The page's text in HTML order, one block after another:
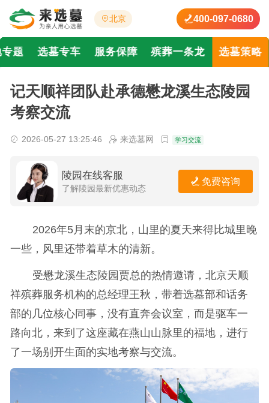
北京 400-097-0680
题 选墓专车 服务保障 殡葬一条龙 选墓策略
记天顺祥团队赴承德懋龙溪生态陵园
考察交流
2026-05-27 13:25:46 来选墓网 学习交流
陵园在线客服
了解陵园最新优惠动态
免费咨询
2026年5月末的京北，山里的夏天来得比城里晚
一些，风里还带着草木的清新。
受懋龙溪生态陵园贾总的热情邀请，北京天顺
祥殡葬服务机构的总经理王秋，带着选墓部和话务
部的几位核心同事，没有直奔会议室，而是驱车一
路向北，来到了这座藏在燕山山脉里的福地，进行
了一场别开生面的实地考察与交流。